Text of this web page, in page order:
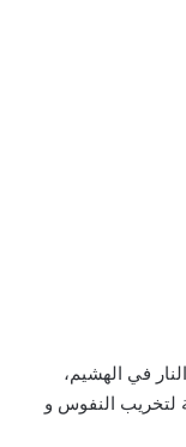
في الهشيم،
لتخريب النفوس و